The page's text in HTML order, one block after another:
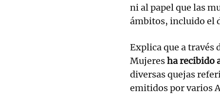
ni al papel que las
ámbitos, incluido el
Explica que a través
Mujeresha recibido
diversas quejas
emitidos por varios